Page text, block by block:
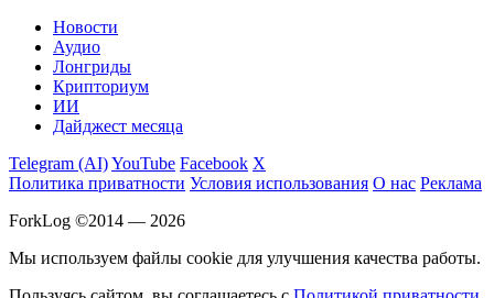
Новости
Аудио
Лонгриды
Крипториум
ИИ
Дайджест месяца
Telegram (AI)YouTube Facebook X
Политика приватности Условия использования О нас Реклама
ForkLog ©2014 — 2026
Мы используем файлы cookie для улучшения качества работы.